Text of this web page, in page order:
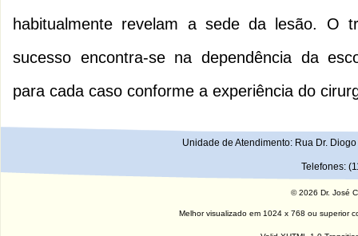
habitualmente revelam a sede da lesão. O
sucesso encontra-se na dependência da
para cada caso conforme a experiência do
Unidade de Atendimento: Rua Dr.
Telefones:
© 2026 Dr. José
Melhor visualizado em 1024 x 768 ou superior